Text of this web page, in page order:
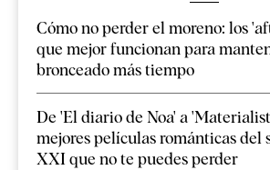
Cómo no perder el moreno: los
que mejor funcionan para
bronceado más tiempo
De 'El diario de Noa' a
mejores películas románticas del
XXI que no te puedes perder